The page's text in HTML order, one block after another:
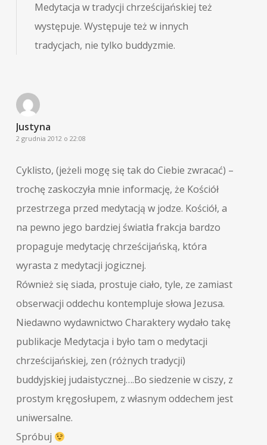
Medytacja w tradycji chrześcijańskiej też
występuje. Występuje też w innych
tradycjach, nie tylko buddyzmie.
Justyna
2 grudnia 2012 o 22:08
Cyklisto, (jeżeli mogę się tak do Ciebie zwracać) –
trochę zaskoczyła mnie informację, że Kościół
przestrzega przed medytacją w jodze. Kościół, a
na pewno jego bardziej światła frakcja bardzo
propaguje medytację chrześcijańską, która
wyrasta z medytacji jogicznej.
Również się siada, prostuje ciało, tyle, ze zamiast
obserwacji oddechu kontempluje słowa Jezusa.
Niedawno wydawnictwo Charaktery wydało takę
publikacje Medytacja i było tam o medytacji
chrześcijańskiej, zen (różnych tradycji)
buddyjskiej judaistycznej….Bo siedzenie w ciszy, z
prostym kręgosłupem, z własnym oddechem jest
uniwersalne.
Spróbuj